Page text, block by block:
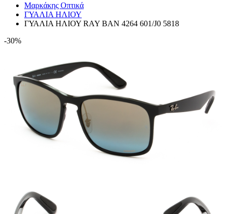
Μαρκάκης Οπτικά
ΓΥΑΛΙΑ ΗΛΙΟΥ
ΓΥΑΛΙΑ ΗΛΙΟΥ RAY BAN 4264 601/J0 5818
-30%